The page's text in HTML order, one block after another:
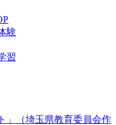
験
習
」（埼玉県教育委員会作